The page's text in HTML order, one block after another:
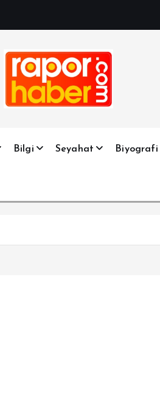
Bilgi Seyahat Biyografi